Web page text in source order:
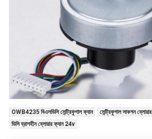
OWB4235 বিএলডিসি সেন্ট্রিফুগাল ফ্যান
সেন্ট্রিফুগাল সাকশন ব্লোয়ার
ডিসি ব্রাশহীন ব্লোয়ার ফ্যান 24v